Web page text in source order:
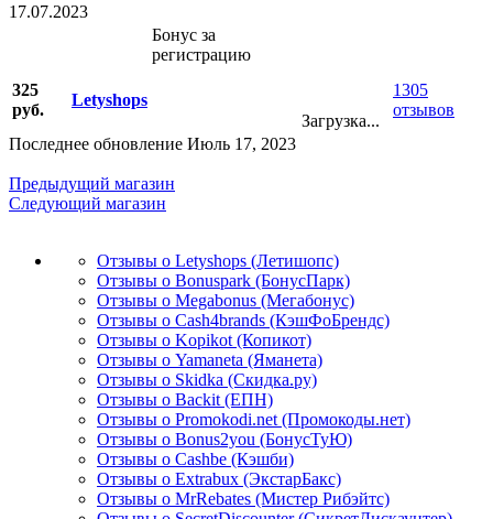
17.07.2023
Бонус за
регистрацию
325
руб.
Letyshops
Загрузка...
1305
отзывов
Последнее обновление Июль 17, 2023
Предыдущий магазин
Следующий магазин
Отзывы о Letyshops (Летишопс)
Отзывы о Bonuspark (БонусПарк)
Отзывы о Megabonus (Мегабонус)
Отзывы о Cash4brands (КэшФоБрендс)
Отзывы о Kopikot (Копикот)
Отзывы о Yamaneta (Яманета)
Отзывы о Skidka (Скидка.ру)
Отзывы о Backit (ЕПН)
Отзывы о Promokodi.net (Промокоды.нет)
Отзывы о Bonus2you (БонусТуЮ)
Отзывы о Cashbe (Кэшби)
Отзывы о Extrabux (ЭкстарБакс)
Отзывы о MrRebates (Мистер Рибэйтс)